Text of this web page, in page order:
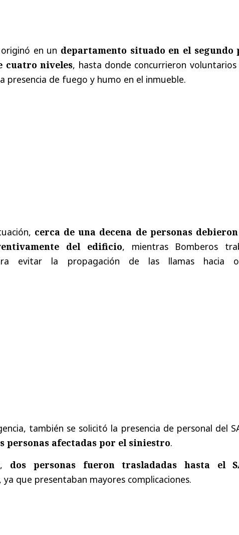
en un departamento situado en el segundo
cuatro niveles, hasta donde concurrieron
presencia de fuego y humo en el inmueble.
cerca de una decena de personas
del edificio, mientras Bomberos
evitar la propagación de las llamas hacia
también se solicitó la presencia de personal del
personas afectadas por el siniestro.
dos personas fueron trasladadas hasta el
, ya que presentaban mayores complicaciones.